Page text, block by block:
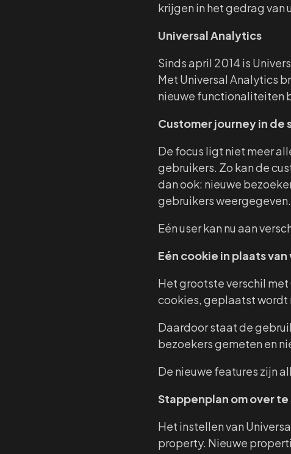
krijgen in het gedrag van
Universal Analytics
Sinds april 2014 is
Met Universal Analytics
nieuwe functionaliteiten
Customer journey in de
De focus ligt niet meer
gebruikers. Zo kan de
dan ook: nieuwe
gebruikers weergegeven.
Eén user kan nu aan
Eén cookie in plaats van
Het grootste verschil met
cookies, geplaatst wordt
Daardoor staat de
bezoekers gemeten en
De nieuwe features zijn
Stappenplan om over
Het instellen van
property. Nieuwe